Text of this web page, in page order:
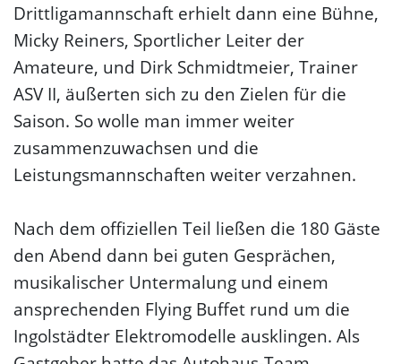
Drittligamannschaft erhielt dann eine Bühne,
Micky Reiners, Sportlicher Leiter der
Amateure, und Dirk Schmidtmeier, Trainer
ASV II, äußerten sich zu den Zielen für die
Saison. So wolle man immer weiter
zusammenzuwachsen und die
Leistungsmannschaften weiter verzahnen.
Nach dem offiziellen Teil ließen die 180 Gäste
den Abend dann bei guten Gesprächen,
musikalischer Untermalung und einem
ansprechenden Flying Buffet rund um die
Ingolstädter Elektromodelle ausklingen. Als